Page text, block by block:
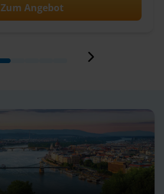
Zum Angebot